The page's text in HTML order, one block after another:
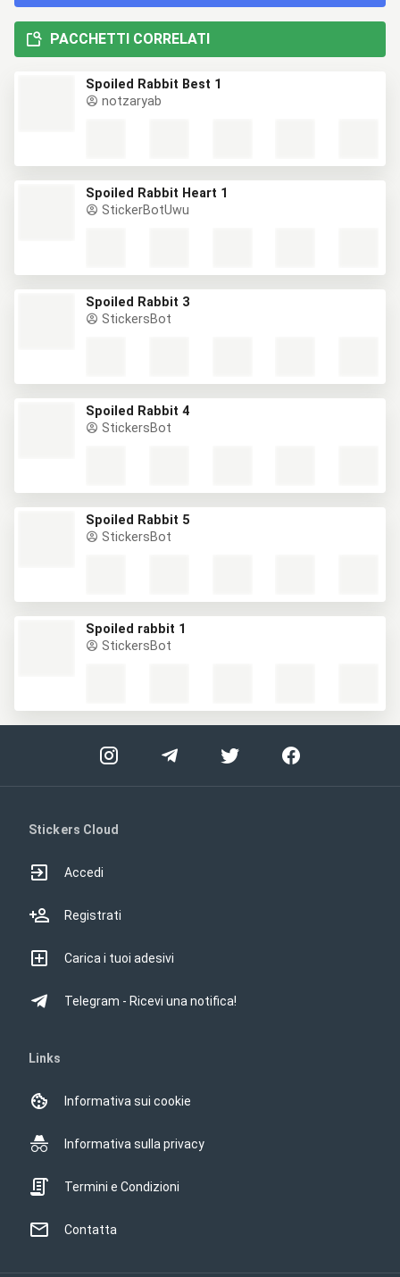
PACCHETTI CORRELATI
Spoiled Rabbit Best 1
notzaryab
Spoiled Rabbit Heart 1
StickerBotUwu
Spoiled Rabbit 3
StickersBot
Spoiled Rabbit 4
StickersBot
Spoiled Rabbit 5
StickersBot
Spoiled rabbit 1
StickersBot
Stickers Cloud
Accedi
Registrati
Carica i tuoi adesivi
Telegram - Ricevi una notifica!
Links
Informativa sui cookie
Informativa sulla privacy
Termini e Condizioni
Contatta